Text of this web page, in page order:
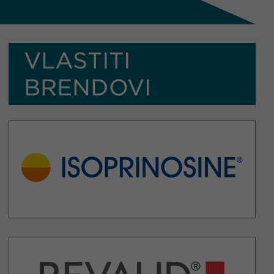
VLASTITI
BRENDOVI